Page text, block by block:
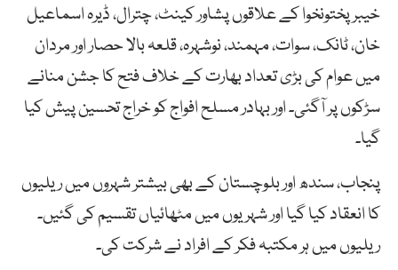
خیبر پختونخوا کے علاقوں پشاور کینٹ، چترال، ڈیرہ اسماعیل
خان، ٹانک، سوات، مہمند، نوشہرہ، قلعہ بالا حصار اور مردان
میں عوام کی بڑی تعداد بھارت کے خلاف فتح کا جشن منانے
سڑکوں پر آگئی۔ اور بہادر مسلح افواج کو خراج تحسین پیش کیا
گیا۔
پنجاب، سندھ اور بلوچستان کے بھی بیشتر شہروں میں ریلیوں
کا انعقاد کیا گیا اور شہریوں میں مٹھائیاں تقسیم کی گئیں۔
ریلیوں میں ہر مکتبہ فکر کے افراد نے شرکت کی۔